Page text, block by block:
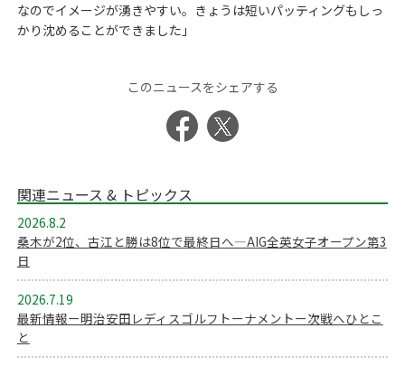
なのでイメージが湧きやすい。きょうは短いパッティングもしっ
かり沈めることができました」
このニュースをシェアする
関連ニュース & トピックス
2026.8.2
桑木が2位、古江と勝は8位で最終日へ―AIG全英女子オープン第3
日
2026.7.19
最新情報ー明治安田レディスゴルフトーナメントー次戦へひとこ
と